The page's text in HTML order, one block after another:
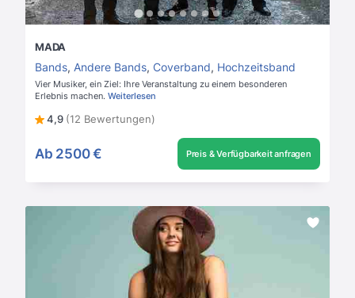
MADA
Bands, Andere Bands, Coverband, Hochzeitsband
Vier Musiker, ein Ziel: Ihre Veranstaltung zu einem besonderen
Erlebnis machen. Weiterlesen
4,9 (12 Bewertungen)
Ab 2500 € Preis & Verfügbarkeit anfragen